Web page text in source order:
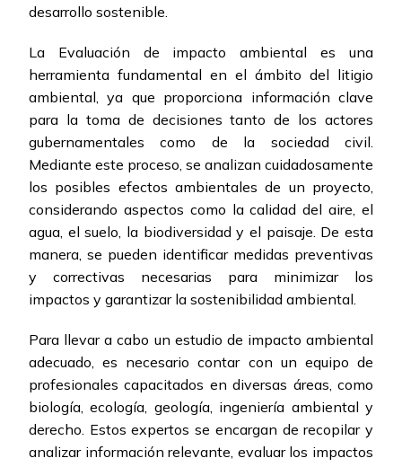
desarrollo sostenible.
La Evaluación de impacto ambiental es una
herramienta fundamental en el ámbito del litigio
ambiental, ya que proporciona información clave
para la toma de decisiones tanto de los actores
gubernamentales como de la sociedad civil.
Mediante este proceso, se analizan cuidadosamente
los posibles efectos ambientales de un proyecto,
considerando aspectos como la calidad del aire, el
agua, el suelo, la biodiversidad y el paisaje. De esta
manera, se pueden identificar medidas preventivas
y correctivas necesarias para minimizar los
impactos y garantizar la sostenibilidad ambiental.
Para llevar a cabo un estudio de impacto ambiental
adecuado, es necesario contar con un equipo de
profesionales capacitados en diversas áreas, como
biología, ecología, geología, ingeniería ambiental y
derecho. Estos expertos se encargan de recopilar y
analizar información relevante, evaluar los impactos